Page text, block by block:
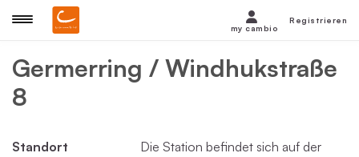
Germerring / Windhukstraße
8
Standort
Die Station befindet sich auf der
my cambio
Registrieren